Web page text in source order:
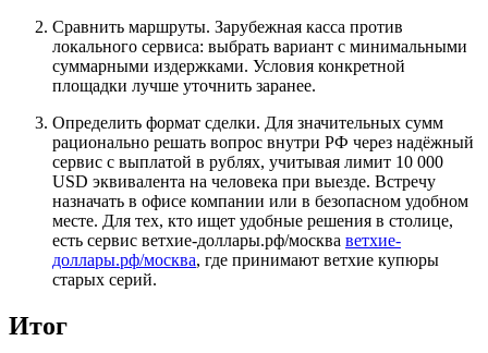
Сравнить маршруты. Зарубежная касса против
локального сервиса: выбрать вариант с минимальными
суммарными издержками. Условия конкретной
площадки лучше уточнить заранее.
Определить формат сделки. Для значительных сумм
рационально решать вопрос внутри РФ через надёжный
сервис с выплатой в рублях, учитывая лимит 10 000
USD эквивалента на человека при выезде. Встречу
назначать в офисе компании или в безопасном удобном
месте. Для тех, кто ищет удобные решения в столице,
есть сервис ветхие-доллары.рф/москва ветхие-
доллары.рф/москва, где принимают ветхие купюры
старых серий.
Итог